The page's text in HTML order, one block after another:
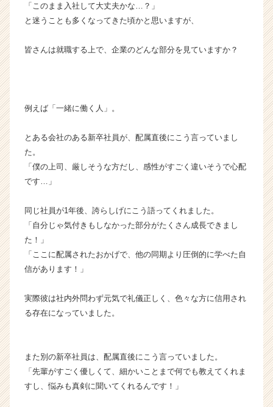
ー・
成
企
カ
ト
届
サ
イ
チ
ャ
ア
e
e
r
「このまま入社して大丈夫かな…？」
と迷うことも多くなってきた頃かと思いますが、
皆さんは就職する上で、企業のどんな部分を見ていますか？
例えば「一緒に働く人」。
とある会社のある新卒社員が、配属直後にこう言っていまし
た。
「僕の上司、厳しそうな方だし、感性がすごく違いそうで心配
です…」
同じ社員が1年後、誇らしげにこう語ってくれました。
「自分じゃ気付きもしなかった部分がたくさん成長できまし
た！」
「ここに配属されたおかげで、他の同期より圧倒的に学べた自
信があります！」
実際彼は社内外問わず元気で礼儀正しく、色々な方に信用され
る存在になっていました。
また別の新卒社員は、配属直後にこう言っていました。
「先輩がすごく優しくて、細かいことまで何でも教えてくれま
すし、悩みも真剣に聞いてくれるんです！」